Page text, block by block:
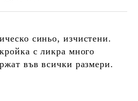
синьо, изчистени.
с ликра много
във всички размери.